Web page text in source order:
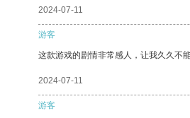
2024-07-11
游客
这款游戏的剧情非常感人，让我久久不能
2024-07-11
游客